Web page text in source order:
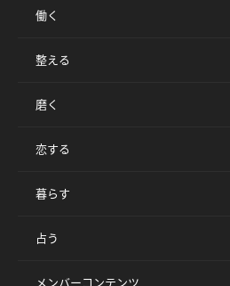
働く
整える
磨く
恋する
暮らす
占う
メンバーコンテンツ